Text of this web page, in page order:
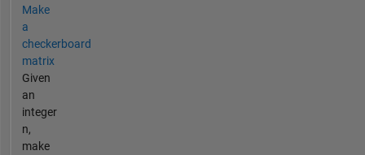
Make
a
checkerboard
matrix
Given
an
integer
n,
make